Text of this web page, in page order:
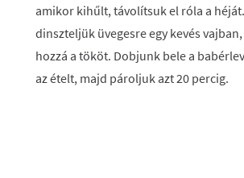
amikor kihűlt, távolítsuk el róla a
dinszteljük üvegesre egy kevés
hozzá a tököt. Dobjunk bele a
az ételt, majd pároljuk azt 20 percig.